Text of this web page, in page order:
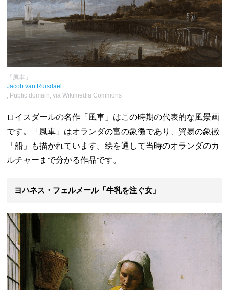
「風車」
Jacob van Ruisdael
, Public domain, via Wikimedia Commons
ロイスダールの名作「風車」はこの時期の代表的な風景画
です。「風車」はオランダの富の象徴であり、貿易の象徴
「船」も描かれています。絵を通して当時のオランダのカ
ルチャーまで分かる作品です。
ヨハネス・フェルメール「牛乳を注ぐ女」